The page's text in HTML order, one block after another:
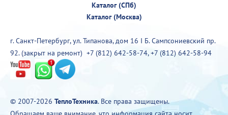
Каталог (СПб)
Каталог (Москва)
г. Санкт-Петербург, ул. Типанова, дом 16 I Б. Сампсониевский пр.
92. (закрыт на ремонт) +7 (812) 642-58-74,+7 (812) 642-58-94
© 2007-2026 ТеплоТехника. Все права защищены.